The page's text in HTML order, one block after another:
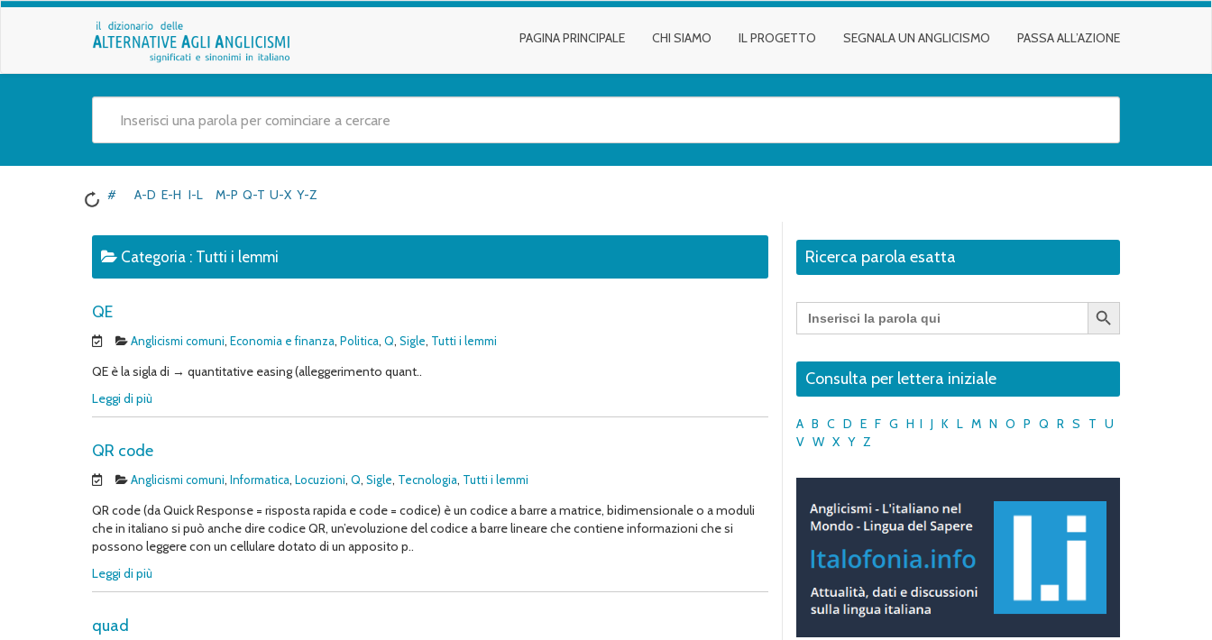
PAGINA PRINCIPALE CHI SIAMO IL PROGETTO SEGNALA UN ANGLICISMO PASSA ALL’AZIONE
# A-D E-H I-L M-P Q-T U-X Y-Z
Categoria : Tutti i lemmi
QE
Anglicismi comuni, Economia e finanza, Politica, Q, Sigle, Tutti i lemmi
QE è la sigla di → quantitative easing (alleggerimento quant..
Leggi di più
QR code
Anglicismi comuni, Informatica, Locuzioni, Q, Sigle, Tecnologia, Tutti i lemmi
QR code (da Quick Response = risposta rapida e code = codice) è un codice a barre a matrice, bidimensionale o a moduli
che in italiano si può anche dire codice QR, un’evoluzione del codice a barre lineare che contiene informazioni che si
possono leggere con un cellulare dotato di un apposito p..
Leggi di più
quad
Ricerca parola esatta
Search
for:
Search Button
Consulta per lettera iniziale
A B C D E F G H I J K L M N O P Q R S T U
V W X Y Z